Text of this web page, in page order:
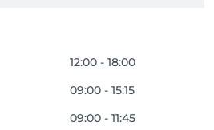
12:00 - 18:00
09:00 - 15:15
09:00 - 11:45